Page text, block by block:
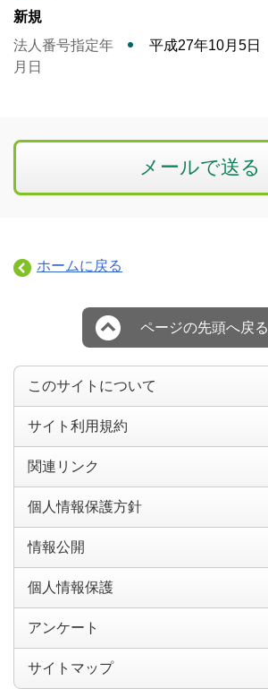
新規
法人番号指定年
月日
平成27年10月5日
メールで送る
ホームに戻る
ページの先頭へ戻る
このサイトについて
サイト利用規約
関連リンク
個人情報保護方針
情報公開
個人情報保護
アンケート
サイトマップ